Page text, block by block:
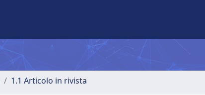
1.1 Articolo in rivista